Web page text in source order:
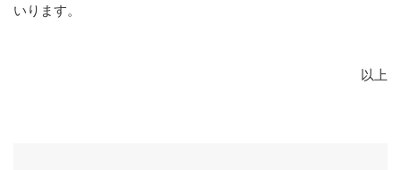
いります。
以上